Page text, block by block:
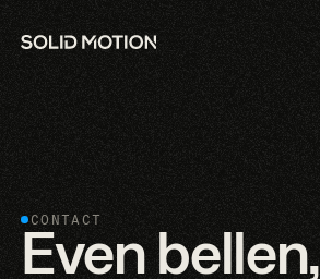
CONTACT
Even bellen,